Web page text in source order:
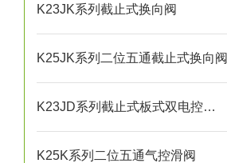
K23JK系列截止式换向阀
K25JK系列二位五通截止式换向阀
K23JD系列截止式板式双电控换向阀
K25K系列二位五通气控滑阀